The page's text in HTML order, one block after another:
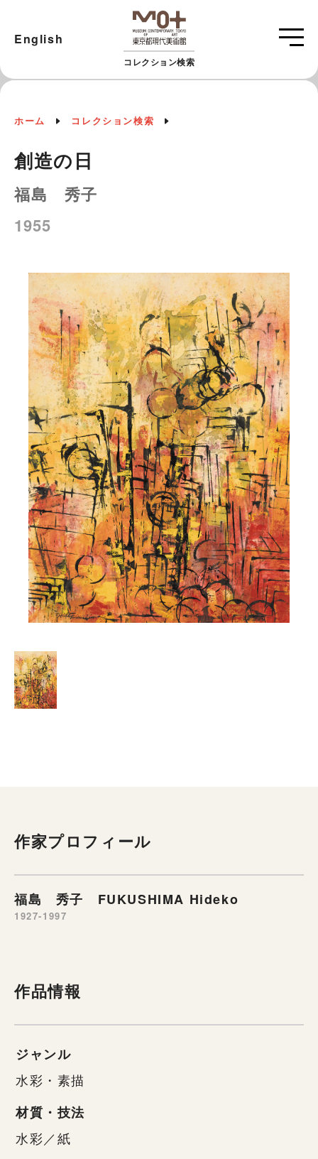
コレクション検索
English
ホーム コレクション検索
創造の日
福島 秀子
1955
作家プロフィール
福島 秀子 FUKUSHIMA Hideko
1927-1997
作品情報
ジャンル
水彩・素描
材質・技法
水彩／紙